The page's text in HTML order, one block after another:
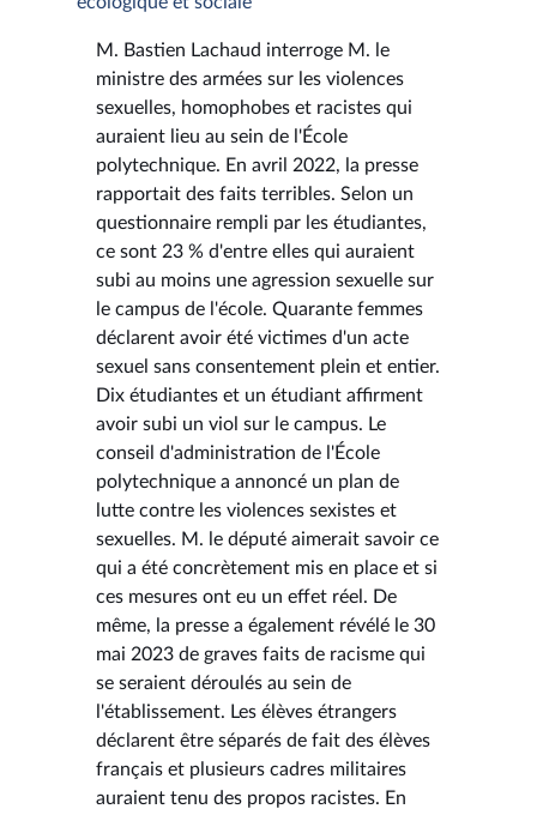
M. Bastien Lachaud interroge M. le
ministre des armées sur les violences
sexuelles, homophobes et racistes qui
auraient lieu au sein de l'École
polytechnique. En avril 2022, la presse
rapportait des faits terribles. Selon un
questionnaire rempli par les étudiantes,
ce sont 23 % d'entre elles qui auraient
subi au moins une agression sexuelle sur
le campus de l'école. Quarante femmes
déclarent avoir été victimes d'un acte
sexuel sans consentement plein et entier.
Dix étudiantes et un étudiant affirment
avoir subi un viol sur le campus. Le
conseil d'administration de l'École
polytechnique a annoncé un plan de
lutte contre les violences sexistes et
sexuelles. M. le député aimerait savoir ce
qui a été concrètement mis en place et si
ces mesures ont eu un effet réel. De
même, la presse a également révélé le 30
mai 2023 de graves faits de racisme qui
se seraient déroulés au sein de
l'établissement. Les élèves étrangers
déclarent être séparés de fait des élèves
français et plusieurs cadres militaires
auraient tenu des propos racistes. En